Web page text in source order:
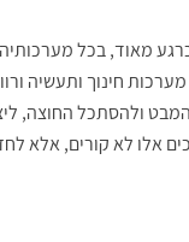
מאוד, בכל מערכותיה,
חינוך ותעשיה
ולהסתכל החוצה,
אלו לא קורים, אלא